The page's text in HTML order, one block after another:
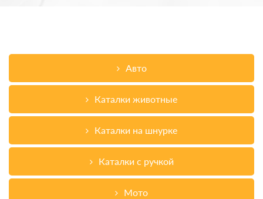
Авто
Каталки животные
Каталки на шнурке
Каталки с ручкой
Мото